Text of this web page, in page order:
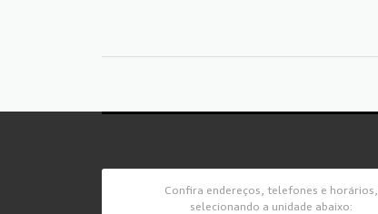
Confira endereços, telefones e horários,
selecionando a unidade abaixo: